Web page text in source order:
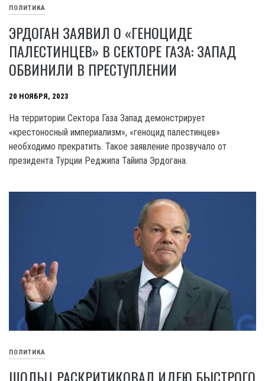
ПОЛИТИКА
ЭРДОГАН ЗАЯВИЛ О «ГЕНОЦИДЕ
ПАЛЕСТИНЦЕВ» В СЕКТОРЕ ГАЗА: ЗАПАД
ОБВИНИЛИ В ПРЕСТУПЛЕНИИ
20 НОЯБРЯ, 2023
На территории Сектора Газа Запад демонстрирует
«крестоносный империализм», «геноцид палестинцев»
необходимо прекратить. Такое заявление прозвучало от
президента Турции Реджипа Тайипа Эрдогана.
ПОЛИТИКА